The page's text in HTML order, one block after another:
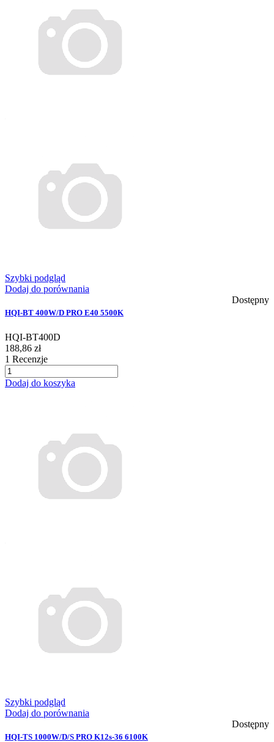
Szybki podgląd
Dodaj do porównania
Dostępny
HQI-BT 400W/D PRO E40 5500K
HQI-BT400D
188,86 zł
1 Recenzje
Dodaj do koszyka
Szybki podgląd
Dodaj do porównania
Dostępny
HQI-TS 1000W/D/S PRO K12s-36 6100K